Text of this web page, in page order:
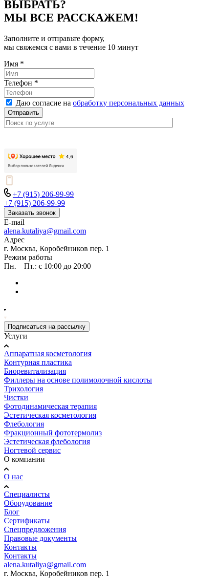
ВЫБРАТЬ?
МЫ ВСЕ РАССКАЖЕМ!
Заполните и отправьте форму,
мы свяжемся с вами в течение 10 минут
Имя *
Телефон *
Даю согласие на обработку персональных данных
Отправить
+7 (915) 206-99-99
+7 (915) 206-99-99
Заказать звонок
E-mail
alena.kutaliya@gmail.com
Адрес
г. Москва, Коробейников пер. 1
Режим работы
Пн. – Пт.: с 10:00 до 20:00
Подписаться на рассылку
Услуги
Аппаратная косметология
Контурная пластика
Биоревитализация
Филлеры на основе полимолочной кислоты
Трихология
Чистки
Фотодинамическая терапия
Эстетическая косметология
Флебология
Фракционный фототермолиз
Эстетическая флебология
Ногтевой сервис
О компании
О нас
Специалисты
Оборудование
Блог
Сертификаты
Спецпредложения
Правовые документы
Контакты
Контакты
alena.kutaliya@gmail.com
г. Москва, Коробейников пер. 1